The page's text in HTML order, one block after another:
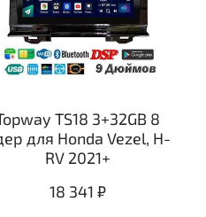
TS18 3+32GB 8
для Honda Vezel, H-
RV 2021+
18 341 ₽